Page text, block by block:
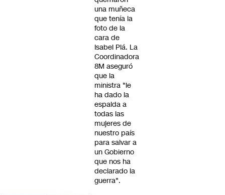
una muñeca
que tenía la
foto de la
cara de
Isabel Plá. La
Coordinadora
8M aseguró
que la
ministra "le
ha dado la
espalda a
todas las
mujeres de
nuestro país
para salvar a
un Gobierno
que nos ha
declarado la
guerra".